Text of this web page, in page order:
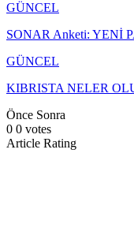
GÜNCEL
SONAR Anketi: YENİ
GÜNCEL
KIBRISTA NELER
Önce Sonra
0 0 votes
Article Rating